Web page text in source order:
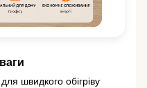
швидкого обігріву